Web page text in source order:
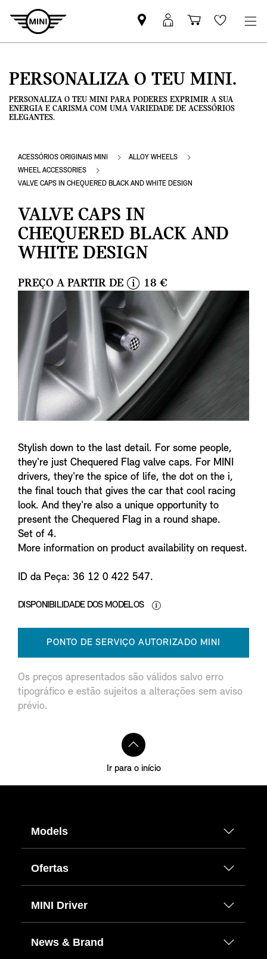
Pesquisar
parceiro
Iniciar
sessão
Carrinho
de
Wishlist
PERSONALIZA O TEU MINI.
PERSONALIZA O TEU MINI PARA PODERES EXPRIMIR A SUA
ENERGIA E CARISMA COM UMA VARIEDADE DE ACESSÓRIOS
ELEGANTES.
ACESSÓRIOS ORIGINAIS MINI
ALLOY WHEELS
WHEEL ACCESSORIES
VALVE CAPS IN CHEQUERED BLACK AND WHITE DESIGN
VALVE CAPS IN
CHEQUERED BLACK AND
WHITE DESIGN
PREÇO A PARTIR DE
f
o
18 €
Stylish down to the last detail. For some people,
they're just Chequered Flag valve caps. For MINI
drivers, they're the spice of life, the dot on the i,
the final touch that gives the car that cool racing
look. And they're also a unique opportunity to
present the Chequered Flag in a round shape.
Set of 4.
More information on product availability on request.
ID da Peça: 36 12 0 422 547.
DISPONIBILIDADE DOS MODELOS
PONTO DE SERVIÇO AUTORIZADO MINI
Os preços apresentados são válidos salvo erro
tipográfico e estão sujeitos a alterações sem aviso
prévio.
Ir para o início
Models
Ofertas
MINI Driver
News & Brand